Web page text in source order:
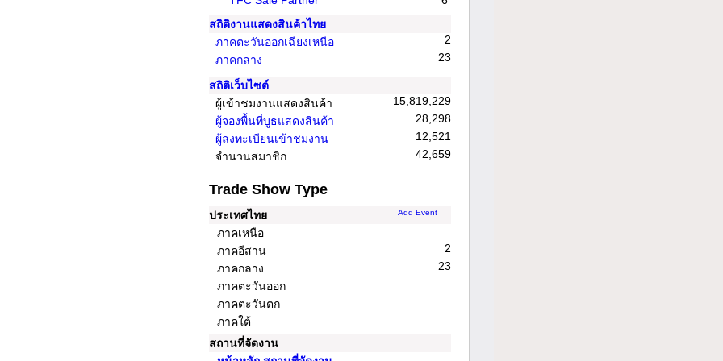
สถิติงานแสดงสินค้าไทย
ภาคตะวันออกเฉียงเหนือ
2
ภาคกลาง
23
สถิติเว็บไซต์
ผู้เข้าชมงานแสดงสินค้า
15,819,229
ผู้จองพื้นที่บูธแสดงสินค้า
28,298
ผู้ลงทะเบียนเข้าชมงาน
12,521
จำนวนสมาชิก
42,659
Trade Show Type
ประเทศไทย Add Event
ภาคเหนือ
ภาคอีสาน
2
ภาคกลาง
23
ภาคตะวันออก
ภาคตะวันตก
ภาคใต้
สถานที่จัดงาน